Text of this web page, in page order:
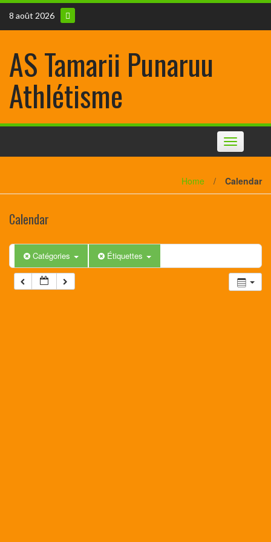
8 août 2026
AS Tamarii Punaruu
Athlétisme
Toggle
navigation
Home / Calendar
Calendar
Catégories Étiquettes